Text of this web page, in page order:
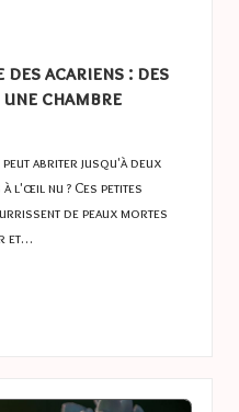
acariens : des
chambre
abriter jusqu'à deux
l'œil nu ? Ces petites
de peaux mortes
et…